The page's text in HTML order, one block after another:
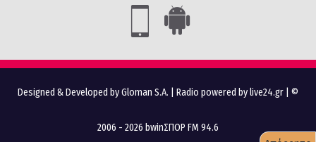
Designed & Developed by Gloman S.A. Radio powered by live24.gr | ©
2006 - 2026 bwinΣΠΟΡ FM 94.6